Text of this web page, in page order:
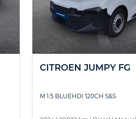
CITROEN JUMPY FG
M 1.5 BLUEHDI 120CH S&S